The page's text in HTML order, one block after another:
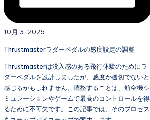
10月 3, 2025
Thrustmasterラダーペダルの感度設定の調整
Thrustmasterは没入感のある飛行体験のためにラ
ダーペダルを設計しましたが、感度が適切でないと
感じるかもしれません。調整することは、航空機シ
ミュレーションやゲームで最高のコントロールを得
るために不可欠です。この記事では、そのプロセス